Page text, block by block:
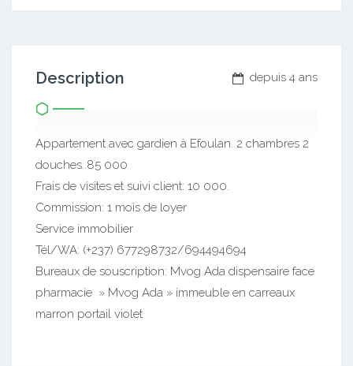
depuis 4 ans
Description
Appartement avec gardien à Efoulan. 2 chambres 2
douches..85 000
Frais de visites et suivi client: 10 000.
Commission: 1 mois de loyer
Service immobilier
Tél/WA: (+237) 677298732/694494694
Bureaux de souscription: Mvog Ada dispensaire face
pharmacie » Mvog Ada » immeuble en carreaux
marron portail violet